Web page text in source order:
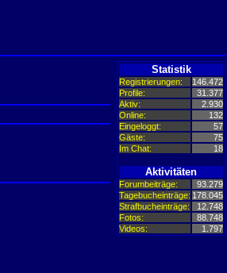
Statistik
Registrierungen:
146.472
Profile:
31.377
Aktiv:
2.930
Online:
132
Eingeloggt:
57
Gäste:
75
Im Chat:
18
Aktivitäten
Forumbeiträge:
93.279
Tagebucheinträge: 178.045
Strafbucheinträge:
12.748
Fotos:
88.748
Videos:
1.797